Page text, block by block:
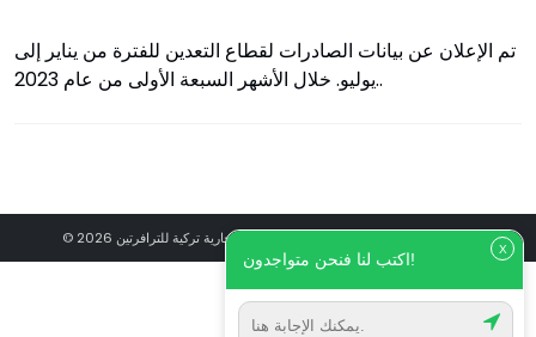
تم الإعلان عن بيانات الصادرات لقطاع التعدين للفترة من يناير إلى
يوليو. خلال الأشهر السبعة الأولى من عام 2023..
© 2026 حصارلي مرمر ترافيرتين - علامة تجارية تركية للترافرتين
X
اكتب لنا فنحن متواجدون!